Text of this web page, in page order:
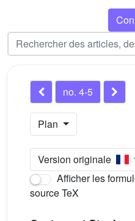
no. 4-5
Plan
Version originale
Afficher les
source TeX